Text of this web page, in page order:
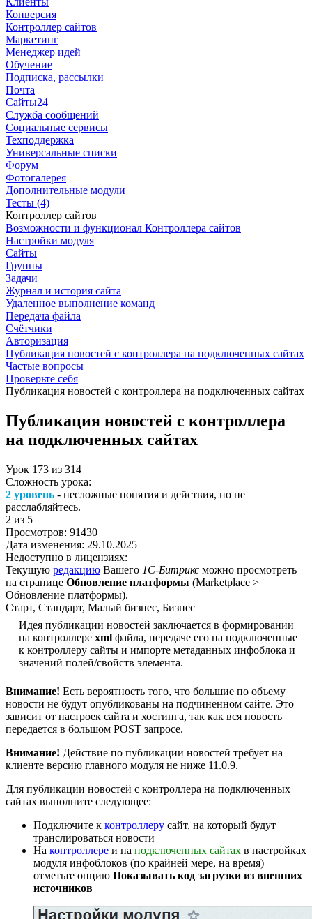
Конверсия
Контроллер сайтов
Маркетинг
Менеджер идей
Обучение
Подписка, рассылки
Почта
Сайты24
Служба сообщений
Социальные сервисы
Техподдержка
Универсальные списки
Форум
Фотогалерея
Дополнительные модули
Тесты (4)
Контроллер сайтов
Возможности и функционал Контроллера сайтов
Настройки модуля
Сайты
Группы
Задачи
Журнал и история сайта
Удаленное выполнение команд
Передача файла
Счётчики
Авторизация
Публикация новостей с контроллера на подключенных сайтах
Частые вопросы
Проверьте себя
Публикация новостей с контроллера на подключенных сайтах
Публикация новостей с контроллера
на подключенных сайтах
Урок 173 из 314
Сложность урока:
2 уровень - несложные понятия и действия, но не
расслабляйтесь.
2 из 5
Просмотров: 91430
Дата изменения: 29.10.2025
Недоступно в лицензиях:
Текущую редакцию Вашего 1С-Битрикс можно просмотреть
на странице Обновление платформы (Marketplace >
Обновление платформы).
Старт, Стандарт, Малый бизнес, Бизнес
Идея публикации новостей заключается в формировании
на контроллере xml файла, передаче его на подключенные
к контроллеру сайты и импорте метаданных инфоблока и
значений полей/свойств элемента.
Внимание! Есть вероятность того, что большие по объему
новости не будут опубликованы на подчиненном сайте. Это
зависит от настроек сайта и хостинга, так как вся новость
передается в большом POST запросе.
Внимание! Действие по публикации новостей требует на
клиенте версию главного модуля не ниже 11.0.9.
Для публикации новостей с контроллера на подключенных
сайтах выполните следующее:
Подключите к контроллеру сайт, на который будут
транслироваться новости
На контроллере и на подключенных сайтах в настройках
модуля инфоблоков (по крайней мере, на время)
отметьте опцию Показывать код загрузки из внешних
источников